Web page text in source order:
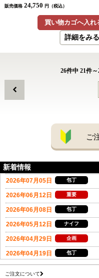
販売価格 24,750 円（税込）
買い物カゴへ入れ
詳細をみる
26件中 21件～
ご
新着情報
ご注文について